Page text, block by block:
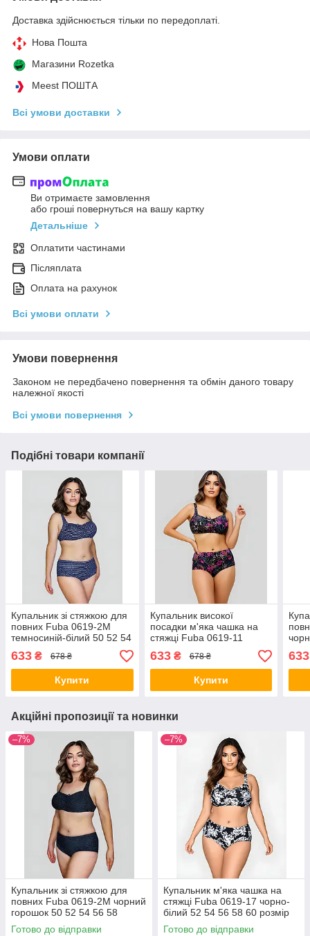
Доставка здійснюється тільки по передоплаті.
Нова Пошта
Магазини Rozetka
Meest ПОШТА
Всі умови доставки
Умови оплати
Ви отримаєте замовлення
або гроші повернуться на вашу картку
Детальніше
Оплатити частинами
Післяплата
Оплата на рахунок
Всі умови оплати
Умови повернення
Законом не передбачено повернення та обмін даного товару
належної якості
Всі умови повернення
Подібні товари компанії
Купальник зі стяжкою для
повних Fuba 0619-2M
темносиній-білий 50 52 54
633 ₴ 678 ₴
Купити
Купальник високої
посадки м'яка чашка на
стяжці Fuba 0619-11
56 58 60 розмір
633₴ 678 ₴
Купити
633
Акційні пропозиції та новинки
–7%
Купальник зі стяжкою для
повних Fuba 0619-2M чорний
горошок 50 52 54 56 58
розмір
Готово до відправки
–7%
Купальник м'яка чашка на
стяжці Fuba 0619-17 чорно-
білий 52 54 56 58 60 розмір
Готово до відправки